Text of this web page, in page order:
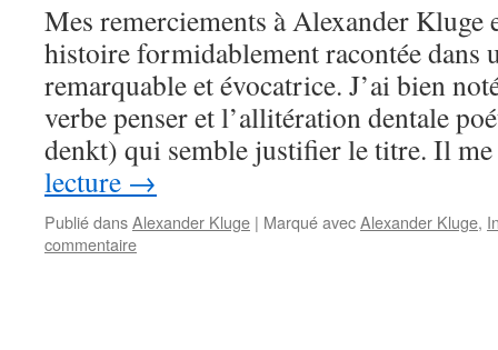
Mes remerciements à Alexander Kluge
histoire formidablement racontée dans
remarquable et évocatrice. J’ai bien
verbe penser et l’allitération dentale
denkt) qui semble justifier le titre. Il
lecture →
Publié dansAlexander Kluge | Marqué avecAlexander Kluge,
commentaire